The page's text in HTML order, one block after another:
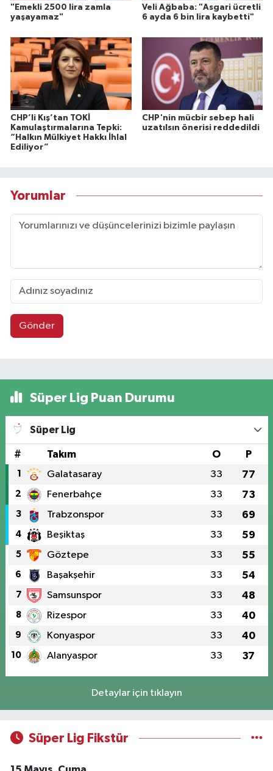
"Emekli 2500 lira zamla
yaşayamaz"
Veli Ağbaba: "Asgari ücretli
6 ayda 6 bin lira kaybetti"
CHP’li Kış’tan TOKİ
Kamulaştırmalarına Tepki:
“Halkın Mülkiyet Hakkı İhlal
Ediliyor”
CHP'nin mücbir sebep hali
uzatılsın önerisi reddedildi
Yorumlar
Gönder
Süper Lig Puan Durumu
Süper Lig
# Takım O P
1 Galatasaray 33 77
2 Fenerbahçe 33 73
3 Trabzonspor 33 69
4 Beşiktaş 33 59
5 Göztepe 33 55
6 Başakşehir 33 54
7 Samsunspor 33 48
8 Rizespor 33 40
9 Konyaspor 33 40
10 Alanyaspor 33 37
Detaylar için tıklayın
Süper Lig Fikstür